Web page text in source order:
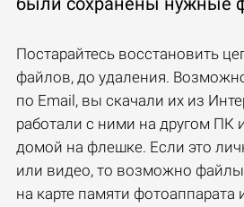
Постарайтесь восстановить
файлов, до удаления.
по Email, вы скачали их из
работали с ними на другом ПК
домой на флешке. Если это
или видео, то возможно
на карте памяти